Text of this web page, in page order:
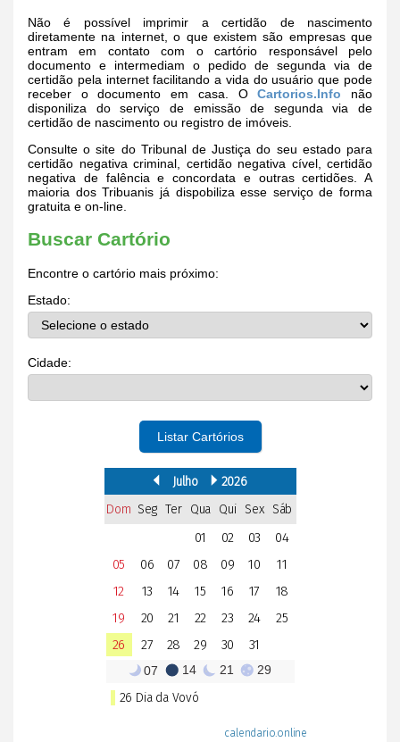
Não é possível imprimir a certidão de nascimento
diretamente na internet, o que existem são empresas que
entram em contato com o cartório responsável pelo
documento e intermediam o pedido de segunda via de
certidão pela internet facilitando a vida do usuário que pode
receber o documento em casa. OCartorios.Info não
disponiliza do serviço de emissão de segunda via de
certidão de nascimento ou registro de imóveis.
Consulte o site do Tribunal de Justiça do seu estado para
certidão negativa criminal, certidão negativa cível, certidão
negativa de falência e concordata e outras certidões. A
maioria dos Tribuanis já dispobiliza esse serviço de forma
gratuita e on-line.
Buscar Cartório
Encontre o cartório mais próximo:
Estado:
Cidade:
Listar Cartórios